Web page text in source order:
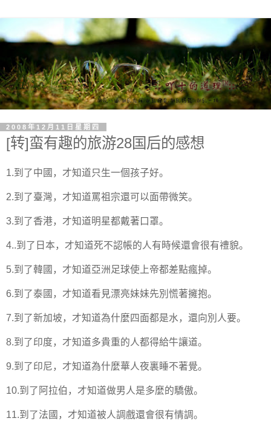
2008年12月11日星期四
[转]蛮有趣的旅游28国后的感想
1.到了中國，才知道只生一個孩子好。
2.到了臺灣，才知道罵祖宗還可以面帶微笑。
3.到了香港，才知道明星都戴著口罩。
4..到了日本，才知道死不認帳的人有時候還會很有禮貌。
5.到了韓國，才知道亞洲足球使上帝都差點瘋掉。
6.到了泰國，才知道看見漂亮妹妹先別慌著擁抱。
7.到了新加坡，才知道為什麼四面都是水，還向別人要。
8.到了印度，才知道多貴重的人都得給牛讓道。
9.到了印尼，才知道為什麼華人夜裏睡不著覺。
10.到了阿拉伯，才知道做男人是多麼的驕傲。
11.到了法國，才知道被人調戲還會很有情調。